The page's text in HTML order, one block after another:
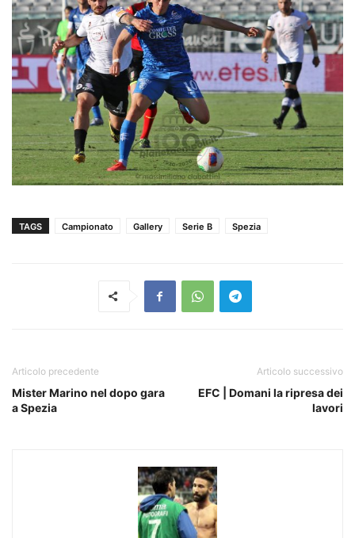
TAGS Campionato Gallery Serie B Spezia
Articolo precedente
Mister Marino nel dopo gara
a Spezia
Articolo successivo
EFC | Domani la ripresa dei
lavori